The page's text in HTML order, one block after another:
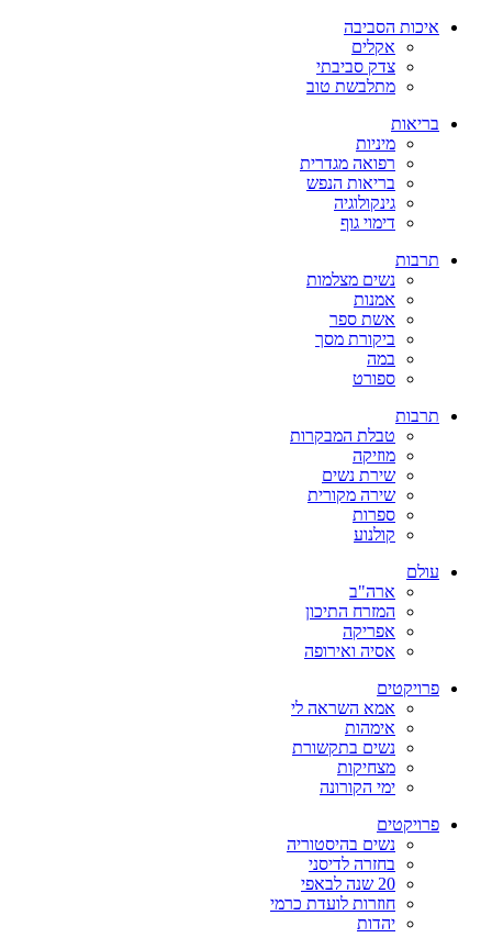
איכות הסביבה
אקלים
צדק סביבתי
מתלבשת טוב
בריאות
מיניות
רפואה מגדרית
בריאות הנפש
גינקולוגיה
דימוי גוף
תרבות
נשים מצלמות
אמנות
אשת ספר
ביקורת מסך
במה
ספורט
תרבות
טבלת המבקרות
מוזיקה
שירת נשים
שירה מקורית
ספרות
קולנוע
עולם
ארה"ב
המזרח התיכון
אפריקה
אסיה ואירופה
פרויקטים
אמא השראה לי
אימהות
נשים בתקשורת
מצחיקות
ימי הקורונה
פרויקטים
נשים בהיסטוריה
בחזרה לדיסני
20 שנה לבאפי
חוזרות לועדת כרמי
יהדות